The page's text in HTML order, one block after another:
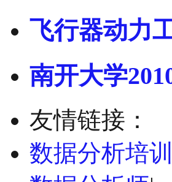
飞行器动力
南开大学
友情链接：
数据分析培训